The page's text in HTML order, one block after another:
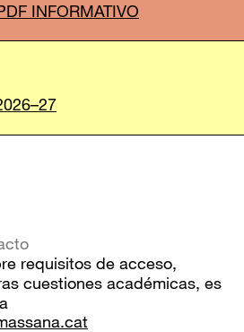
INFORMATIVO
requisitos de acceso,
cuestiones académicas, es